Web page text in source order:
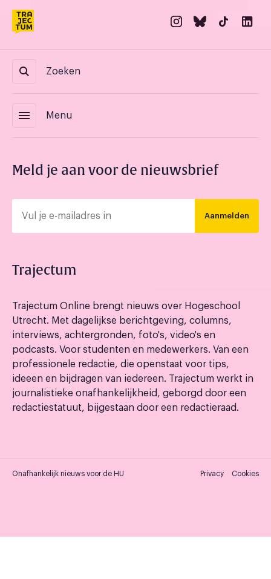
Zoeken
menu Menu
Meld je aan voor de nieuwsbrief
Aanmelden
Trajectum
Trajectum Online brengt nieuws over Hogeschool
Utrecht. Met dagelijkse berichtgeving, columns,
interviews, achtergronden, foto's, video's en
podcasts. Voor studenten en medewerkers. Van een
professionele redactie, die openstaat voor tips,
ideeen en bijdragen van iedereen. Trajectum werkt in
journalistieke onafhankelijkheid, geborgd door een
redactiestatuut, bijgestaan door een redactieraad.
Onafhankelijk nieuws voor de HU Privacy Cookies